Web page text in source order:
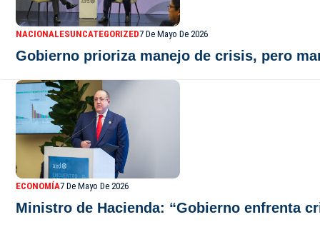
NACIONALESUNCATEGORIZED7 De Mayo De 2026
Gobierno prioriza manejo de crisis, pero
ECONOMÍA7 De Mayo De 2026
Ministro de Hacienda: “Gobierno enfrenta